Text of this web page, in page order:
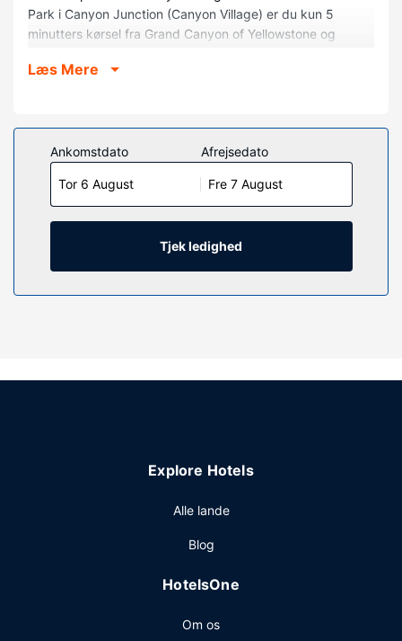
Park i Canyon Junction (Canyon Village) er du kun 5
minutters kørsel fra Grand Canyon of Yellowstone og
fra Lower Yellowstone Falls og 3,9 km fra Upper
Du vil helt sikkert føle dig hjemme i et af stedets 590
værelser. Badeværelserne har en kombination af
bruser/badekar og hårtørrer. Faciliteter inkluderer
skriveborde og kaffe-/temaskiner, og rengøring udføres
efter anmodning.
gavebutik/aviskiosk, pejs i lobbyen og hjælp med
Gæsterne har blandt andet adgang til en døgnåben
parkering er til rådighed på stedet.
Læs Mere
Ankomstdato
Tor 6 August
Afrejsedato
Fre 7 August
Tjek ledighed
Explore Hotels
Alle lande
Blog
HotelsOne
Om os